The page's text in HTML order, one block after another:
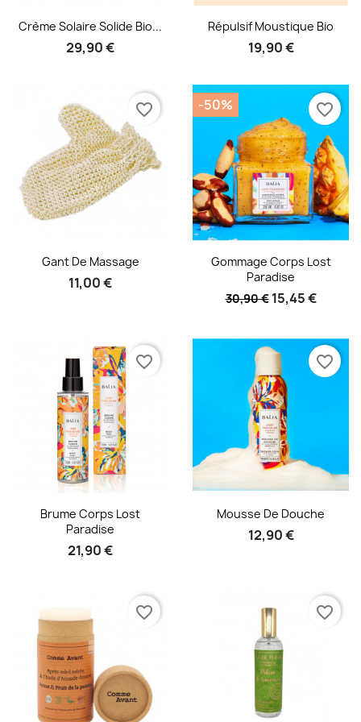
Aperçu rapide
Crème Solaire Solide Bio...
29,90 €
Aperçu rapide
Répulsif Moustique Bio
19,90 €
Aperçu rapide
Gant De Massage
11,00 €
favorite_border
Aperçu rapide
Gommage Corps Lost
Paradise
30,90 € 15,45 €
-50% favorite_border
Aperçu rapide
Brume Corps Lost
Paradise
21,90 €
favorite_border
Aperçu rapide
Mousse De Douche
12,90 €
favorite_border
favorite_border favorite_border